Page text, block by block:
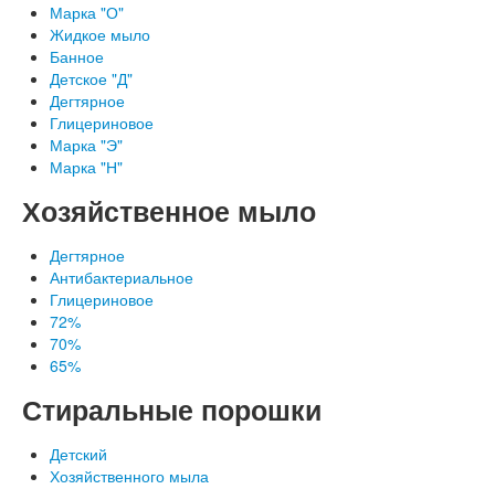
Марка "О"
Жидкое мыло
Банное
Детское "Д"
Дегтярное
Глицериновое
Марка "Э"
Марка "Н"
Хозяйственное мыло
Дегтярное
Антибактериальное
Глицериновое
72%
70%
65%
Стиральные порошки
Детский
Хозяйственного мыла